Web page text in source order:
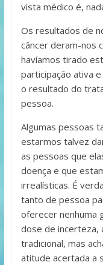
vista médico é,
Os resultados de
câncer deram-nos
havíamos tirado
participação ativa
o resultado do
pessoa.
Algumas pessoas
estarmos talvez
as pessoas que
doença e que
irrealísticas. É
tanto de pessoa
oferecer nenhuma
dose de incerteza,
tradicional, mas
atitude acertada a